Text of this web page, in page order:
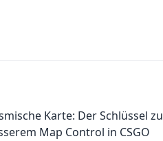
Karte: Der Schlüssel zu
Map Control in CSGO